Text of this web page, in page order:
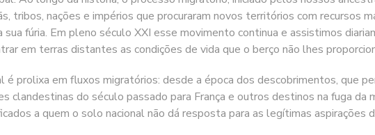
tribos, nações e impérios que procuraram novos territórios com recursos
sua fúria. Em pleno século XXI esse movimento continua e assistimos
em terras distantes as condições de vida que o berço não lhes
é prolixa em fluxos migratórios: desde a época dos descobrimentos, que
clandestinas do século passado para França e outros destinos na fuga da
a quem o solo nacional não dá resposta para as legítimas aspirações